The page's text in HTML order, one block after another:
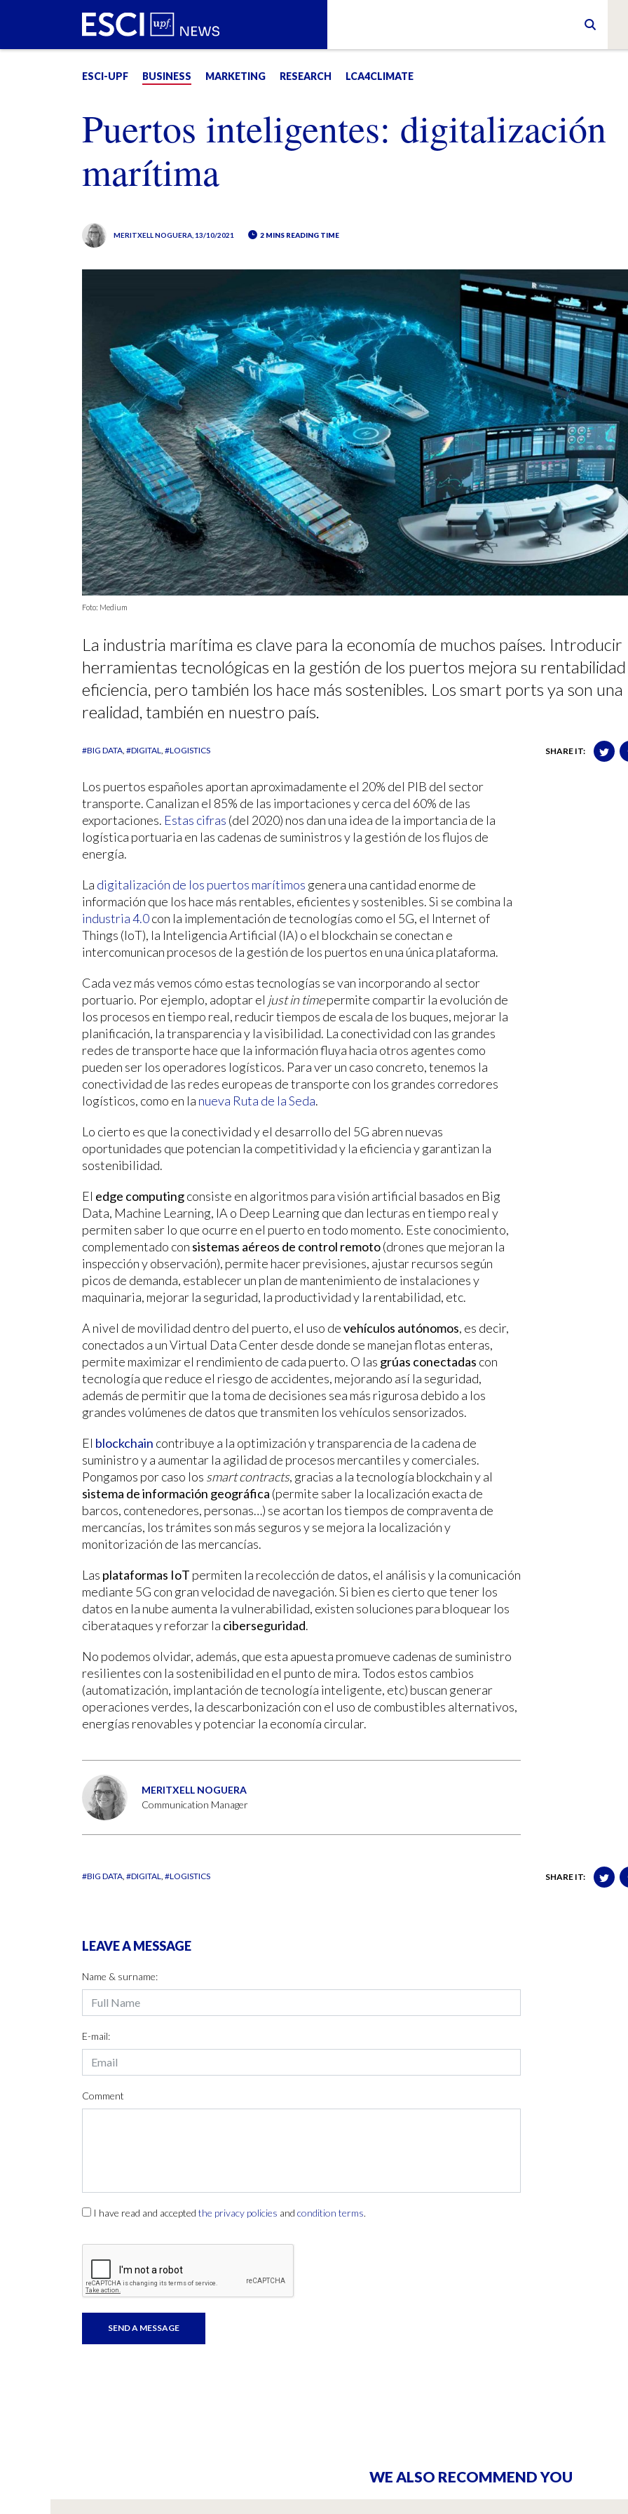
ESCI-UPF BUSINESS MARKETING RESEARCH LCA4CLIMATE
Puertos inteligentes: digitalización
marítima
MERITXELL NOGUERA , 13/10/2021 2 MINS READING TIME
Foto: Medium
La industria marítima es clave para la economía de muchos países. Introducir
herramientas tecnológicas en la gestión de los puertos mejora su
eficiencia, pero también los hace más sostenibles. Los smart ports ya son una
realidad, también en nuestro país.
#BIG DATA #DIGITAL #LOGISTICS SHARE IT:
Los puertos españoles aportan aproximadamente el 20% del PIB del sector
transporte. Canalizan el 85% de las importaciones y cerca del 60% de las
exportaciones. Estas cifras (del 2020) nos dan una idea de la importancia de la
logística portuaria en las cadenas de suministros y la gestión de los flujos de
energía.
La digitalización de los puertos marítimos genera una cantidad enorme de
información que los hace más rentables, eficientes y sostenibles. Si se combina la
industria 4.0con la implementación de tecnologías como el 5G, el Internet of
Things (IoT), la Inteligencia Artificial (IA) o el blockchain se conectan e
intercomunican procesos de la gestión de los puertos en una única plataforma.
Cada vez más vemos cómo estas tecnologías se van incorporando al sector
portuario. Por ejemplo, adoptar el just in timepermite compartir la evolución de
los procesos en tiempo real, reducir tiempos de escala de los buques, mejorar la
planificación, la transparencia y la visibilidad. La conectividad con las grandes
redes de transporte hace que la información fluya hacia otros agentes como
pueden ser los operadores logísticos. Para ver un caso concreto, tenemos la
conectividad de las redes europeas de transporte con los grandes corredores
logísticos, como en la nueva Ruta de la Seda.
Lo cierto es que la conectividad y el desarrollo del 5G abren nuevas
oportunidades que potencian la competitividad y la eficiencia y garantizan la
sostenibilidad.
El edge computingconsiste en algoritmos para visión artificial basados en Big
Data, Machine Learning, IA o Deep Learning que dan lecturas en tiempo real y
permiten saber lo que ocurre en el puerto en todo momento. Este conocimiento,
complementado con sistemas aéreos de control remoto(drones que mejoran la
inspección y observación), permite hacer previsiones, ajustar recursos según
picos de demanda, establecer un plan de mantenimiento de instalaciones y
maquinaria, mejorar la seguridad, la productividad y la rentabilidad, etc.
A nivel de movilidad dentro del puerto, el uso devehículos autónomos, es decir,
conectados a un Virtual Data Center desde donde se manejan flotas enteras,
permite maximizar el rendimiento de cada puerto. O las grúas conectadas con
tecnología que reduce el riesgo de accidentes, mejorando así la seguridad,
además de permitir que la toma de decisiones sea más rigurosa debido a los
grandes volúmenes de datos que transmiten los vehículos sensorizados.
El blockchain contribuye a la optimización y transparencia de la cadena de
suministro y a aumentar la agilidad de procesos mercantiles y comerciales.
Pongamos por caso los smart contracts, gracias a la tecnología blockchain y al
sistema de información geográfica (permite saber la localización exacta de
barcos, contenedores, personas…) se acortan los tiempos de compraventa de
mercancías, los trámites son más seguros y se mejora la localización y
monitorización de las mercancías.
Las plataformas IoT permiten la recolección de datos, el análisis y la comunicación
mediante 5G con gran velocidad de navegación. Si bien es cierto que tener los
datos en la nube aumenta la vulnerabilidad, existen soluciones para bloquear los
ciberataques y reforzar la ciberseguridad.
No podemos olvidar, además, que esta apuesta promueve cadenas de suministro
resilientes con la sostenibilidad en el punto de mira. Todos estos cambios
(automatización, implantación de tecnología inteligente, etc) buscan generar
operaciones verdes, la descarbonización con el uso de combustibles alternativos,
energías renovables y potenciar la economía circular.
MERITXELL NOGUERA
Communication Manager
#BIG DATA #DIGITAL #LOGISTICS SHARE IT:
LEAVE A MESSAGE
Name & surname:
E-mail:
Comment
I have read and accepted the privacy policies and condition terms.
WE ALSO RECOMMEND YOU